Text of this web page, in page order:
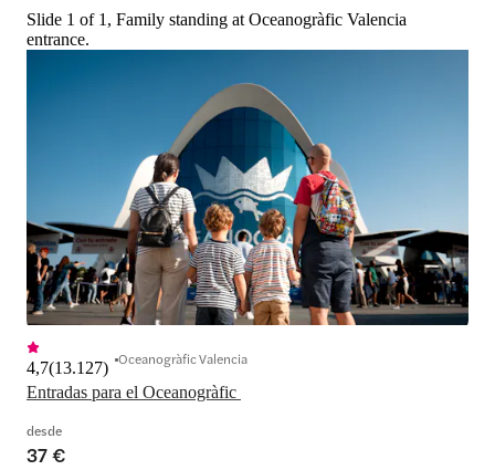
Slide 1 of 1, Family standing at Oceanogràfic Valencia
entrance.
4,7(13.127) Oceanogràfic Valencia
desde
37 €